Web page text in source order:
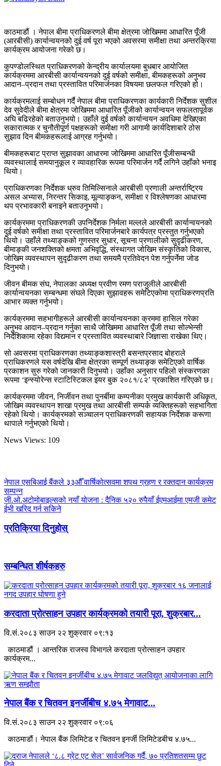
काठमाडौं । नेपाल बीमा प्राधिकरणले बीमा क्षेत्रमा जोखिममा आधारित पूँजी
(आरबीसी) कार्यान्वयनको दुई वर्ष पूरा भएको अवसरमा समीक्षा तथा अन्तरक्रिया
कार्यक्रम आयोजना गरेको छ।
कुपण्डोलस्थित प्राधिकरणको केन्द्रीय कार्यालयमा बुधबार आयोजित
कार्यक्रममा आरबीसी कार्यान्वयनको दुई वर्षको समीक्षा, बीमकहरूको अनुभव
आदान–प्रदान तथा प्रस्तावित परिमार्जनका विषयमा छलफल गरिएको हो।
कार्यक्रमलाई सम्बोधन गर्दै नेपाल बीमा प्राधिकरणका कार्यकारी निर्देशक सुशील
देव सुवेदीले बीमा क्षेत्रमा जोखिममा आधारित पूँजीको कार्यान्वयन सफलतापूर्वक
अघि बढिरहेको बताउनुभयो। उहाँले दुई वर्षको कार्यान्वयन अवधिमा देखिएका
सकारात्मक र चुनौतीपूर्ण पक्षहरूको समीक्षा गरी आगामी कार्यदिशाबारे ठोस
सुझाव दिन बीमकहरूलाई आग्रह गर्नुभयो।
बीमकहरूबाट प्राप्त सुझावका आधारमा जोखिममा आधारित पूँजीसम्बन्धी
व्यवस्थालाई समयानुकूल र व्यावहारिक रूपमा परिमार्जन गर्दै लगिने उहाँको भनाइ
थियो।
प्राधिकरणका निर्देशक ध्रुव तिमिल्सिनाले आरबीसी प्रणाली अन्तर्राष्ट्रिय
असल अभ्यास, निरन्तर सिकाइ, मूल्याङ्कन, समीक्षा र विश्लेषणका आधारमा
थप प्रभावकारी बनाइने बताउनुभयो।
कार्यक्रममा प्राधिकरणकी उपनिर्देशक निर्मला मल्लले आरबीसी कार्यान्वयनको
दुई वर्षको समीक्षा तथा प्रस्तावित परिमार्जनबारे कार्यपत्र प्रस्तुत गर्नुभएको
थियो। उहाँले तथ्याङ्कको गुणस्तर सुधार, सूचना प्रणालीको सुदृढीकरण,
बीमाङ्की जनशक्तिको क्षमता अभिवृद्धि, संस्थागत जोखिम संस्कृतिको विकास,
जोखिम व्यवस्थापन सुदृढीकरण तथा समयमै प्रतिवेदन पेश गर्नुपर्नेमा जोड
दिनुभयो।
जीवन बीमक संघ, नेपालका अध्यक्ष प्रवीण रमण पराजुलीले आरबीसी
कार्यान्वयनका सम्बन्धमा संघले दिएका सुझावहरू समेटिएकोमा प्राधिकरणप्रति
आभार व्यक्त गर्नुभयो।
कार्यक्रममा सहभागीहरूले आरबीसी कार्यान्वयनका क्रममा हासिल गरेका
अनुभव आदान–प्रदान गर्नुका साथै जोखिममा आधारित पूँजी तथा सोल्भेन्सी
निर्देशिकामा रहेका विद्यमान र प्रस्तावित व्यवस्थाबारे जिज्ञासा राखेका थिए।
सो अवसरमा प्राधिकरणका तथ्याङ्कशास्त्री बसन्तप्रसाद बोहराले
प्राधिकरणले यस वर्षदेखि बीमा क्षेत्रका सम्पूर्ण तथ्याङ्क समेटिएको वार्षिक
प्रकाशन सुरु गरेको जानकारी दिनुभयो। उहाँका अनुसार पहिलो संस्करणका
रूपमा ‘इन्स्योरेन्स स्टाटिस्टिकल इयर बुक २०८१/८२’ प्रकाशित गरिएको छ।
कार्यक्रममा जीवन, निर्जीवन तथा पुनर्बीमा कम्पनीका प्रमुख कार्यकारी अधिकृत,
जोखिम व्यवस्थापन शाखा प्रमुख तथा आरबीसी सम्पर्क व्यक्तिहरूको सहभागिता
रहेको थियो। कार्यक्रमको सञ्चालन प्राधिकरणकी सहायक निर्देशक करूणा
थापाले गर्नुभएको थियो।
News Views: 109
नेपाल एसबिआई बैंकले ३३औँ वार्षिकोत्सवमा शपथ ग्रहण र रक्तदान कार्यक्रम
सम्पन्न
जी.ओ.अटोमोबाइल्सको नयाँ योजना : दैनिक ५२० रुपैयाँ ईएमआईमा एमजी कमेट
ईभी खरिद गर्न सकिने
प्रतिक्रिया दिनुहोस्
सम्बन्धित शीर्षकहरु
करदाता प्रोत्साहन उपहार कार्यक्रमको तयारी पूरा, शुक्रबार...
वि.सं.२०८३ साउन २२ शुक्रवार ०९:१३
काठमाडौं । आन्तरिक राजस्व विभागले करदाता प्रोत्साहन उपहार
कार्यक्रम...
नेपाल बैंक र चितवन इनर्जीबीच ४.७५ मेगावाट...
वि.सं.२०८३ साउन २२ शुक्रवार ०९:०६
काठमाडौं। नेपाल बैंक लिमिटेड र चितवन इनर्जी लिमिटेडबीच ४.७५...